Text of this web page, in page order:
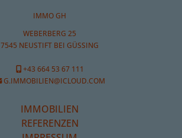
IMMO GH
WEBERBERG 25
7545 NEUSTIFT BEI GÜSSING
+43 664 53 67 111
G.IMMOBILIEN@ICLOUD.COM
IMMOBILIEN
REFERENZEN